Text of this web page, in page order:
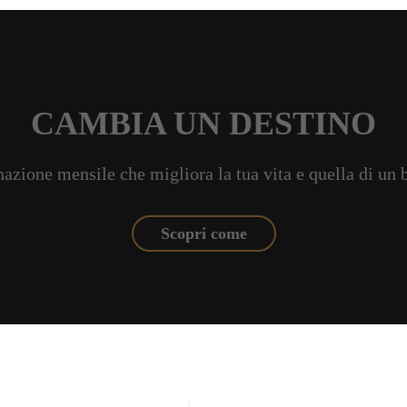
CAMBIA UN DESTINO
mensile che migliora la tua vita e quella di un
Scopri come